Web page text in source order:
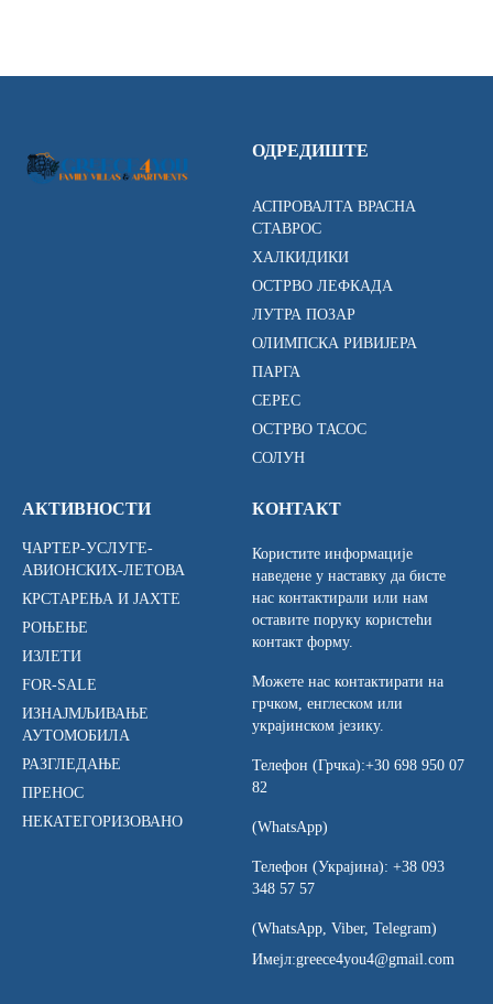
ОДРЕДИШТЕ
АСПРОВАЛТА ВРАСНА
СТАВРОС
ХАЛКИДИКИ
ОСТРВО ЛЕФКАДА
ЛУТРА ПОЗАР
ОЛИМПСКА РИВИЈЕРА
ПАРГА
СЕРЕС
ОСТРВО ТАСОС
СОЛУН
АКТИВНОСТИ
ЧАРТЕР-УСЛУГЕ-
АВИОНСКИХ-ЛЕТОВА
КРСТАРЕЊА И ЈАХТЕ
РОЊЕЊЕ
ИЗЛЕТИ
FOR-SALE
ИЗНАЈМЉИВАЊЕ
АУТОМОБИЛА
РАЗГЛЕДАЊЕ
ПРЕНОС
НЕКАТЕГОРИЗОВАНО
КОНТАКТ
Користите информације
наведене у наставку да бисте
нас контактирали или нам
оставите поруку користећи
контакт форму.
Можете нас контактирати на
грчком, енглеском или
украјинском језику.
Телефон (Грчка):+30 698 950 07
82
(WhatsApp)
Телефон (Украјина): +38 093
348 57 57
(WhatsApp, Viber, Telegram)
Имејл:greece4you4@gmail.com